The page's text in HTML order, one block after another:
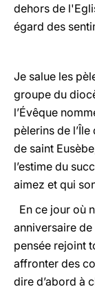
dehors de
égard des
Je salue les
groupe du
l’Évêque
pèlerins de
de saint
l’estime du
aimez et qui
En ce jour où
anniversaire de
pensée rejoint
affronter des
dire d’abord à